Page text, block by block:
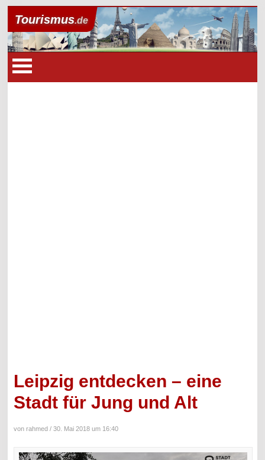
Tourismus.de
Leipzig entdecken – eine
Stadt für Jung und Alt
von rahmed /30. Mai 2018 um 16:40